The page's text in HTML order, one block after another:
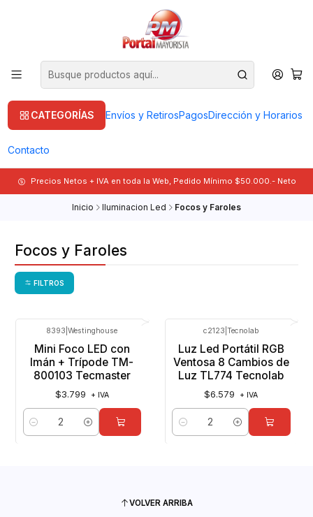
CATEGORÍAS Envíos y RetirosPagosDirección y Horarios
Contacto
Precios Netos + IVA en toda la Web, Pedido Mínimo $50.000.- Neto
Inicio Iluminacion Led Focos y Faroles
Focos y Faroles
FILTROS
8393 |Westinghouse
Mini Foco LED con
Imán + Trípode TM-
800103 Tecmaster
$3.799 + IVA
Cantidad
c2123 Tecnolab
Luz Led Portátil RGB
Ventosa 8 Cambios de
Luz TL774 Tecnolab
$6.579 + IVA
Cantidad
VOLVER ARRIBA